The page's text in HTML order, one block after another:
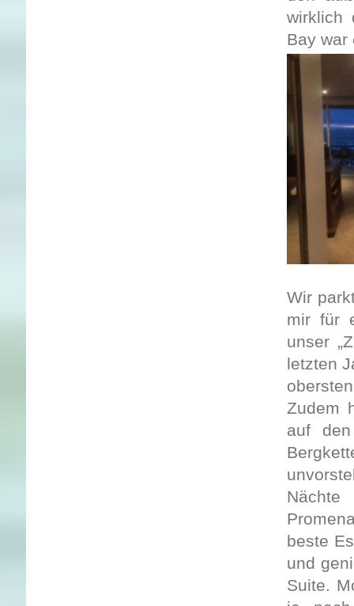
wirklich
Bay war
Wir
mir für
unser
letzten
Zudem
auf
beste
und
Suite.